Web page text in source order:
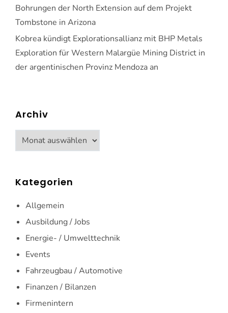
Bohrungen der North Extension auf dem Projekt
Tombstone in Arizona
Kobrea kündigt Explorationsallianz mit BHP Metals
Exploration für Western Malargüe Mining District in
der argentinischen Provinz Mendoza an
Archiv
Archiv
Kategorien
Allgemein
Ausbildung / Jobs
Energie- / Umwelttechnik
Events
Fahrzeugbau / Automotive
Finanzen / Bilanzen
Firmenintern